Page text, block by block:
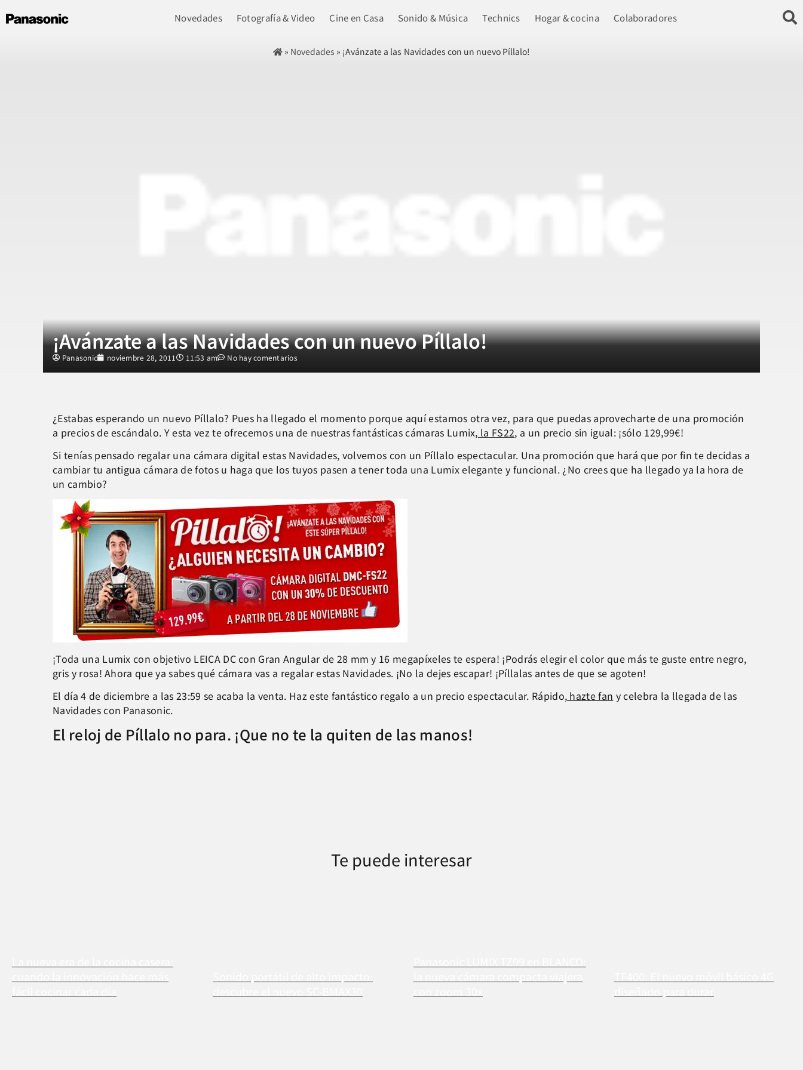
Novedades Fotografía & Video Cine en Casa Sonido & Música Technics Hogar & cocina Colaboradores
» Novedades » ¡Avánzate a las Navidades con un nuevo Píllalo!
¡Avánzate a las Navidades con un nuevo Píllalo!
Panasonic noviembre 28, 2011 11:53 am No hay comentarios
¿Estabas esperando un nuevo Píllalo? Pues ha llegado el momento porque aquí estamos otra vez, para que puedas aprovecharte de una promoción
a precios de escándalo. Y esta vez te ofrecemos una de nuestras fantásticas cámaras Lumix, la FS22, a un precio sin igual: ¡sólo 129,99€!
Si tenías pensado regalar una cámara digital estas Navidades, volvemos con un Píllalo espectacular. Una promoción que hará que por fin te decidas a
cambiar tu antigua cámara de fotos u haga que los tuyos pasen a tener toda una Lumix elegante y funcional. ¿No crees que ha llegado ya la hora de
un cambio?
¡Toda una Lumix con objetivo LEICA DC con Gran Angular de 28 mm y 16 megapíxeles te espera! ¡Podrás elegir el color que más te guste entre negro,
gris y rosa! Ahora que ya sabes qué cámara vas a regalar estas Navidades. ¡No la dejes escapar! ¡Píllalas antes de que se agoten!
El día 4 de diciembre a las 23:59 se acaba la venta. Haz este fantástico regalo a un precio espectacular. Rápido, hazte fan y celebra la llegada de las
Navidades con Panasonic.
El reloj de Píllalo no para. ¡Que no te la quiten de las manos!
Te puede interesar